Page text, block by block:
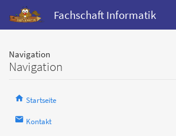
Fachschaft Informatik
Navigation
Navigation
Startseite
Kontakt